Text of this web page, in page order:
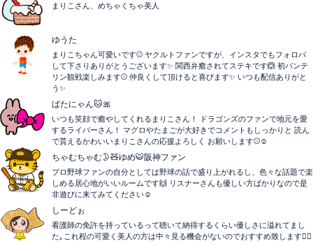
まりこさん、めちゃくちゃ美人
ゆうた
まりこちゃん可愛いです⚾️ ヤクルトファンですが、インスタでもフォロバ
して下さりありがとうございます✨ 関西弁癒されてステキです🙆 初バンテ
リン観戦楽しみます⚾️ 仲良くして頂けると喜びます✨️ いつも配信ありがと
う✨
ばたにゃん🐱🎀
いつも笑顔で癒やしてくれるまりこさん！ ドラゴンズのファンで地元を愛
するライバーさん！ マグロやたまごが大好きでコメントもしっかりと 読ん
で貰えるかわいいまりこさんの応援よろしく お願いします⚾☺️
ちゃむちゃむ🌛🧸ゆめ🐯阪神ファン
プロ野球ファンの自分としては野球の話で盛り上がれるし、色々な話題で楽
しめる居心地がいいルームです🙌 リスナーさんも優しい方ばかりなので是
非遊びに来てみてください☺️
しーどぉ
看護師の免許を持っているって聴いて納得するくらい優しさに溢れてまし
た｡これ程の可愛く美人の方は中々見る機会がないのでおすすめ致します🙇‍♀️